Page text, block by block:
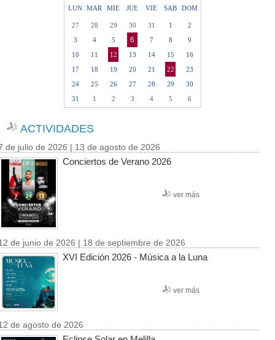
LUN MAR MIE JUE VIE SAB DOM
27 28 29 30 31 1
2
3
4 5 6 7 8
9
10
11 12 13 14 15
16
17
18 19 20 21 22
23
24
25 26 27 28 29
30
31
1 2 3 4 5 6
ACTIVIDADES
de julio de 2026 | 13 de agosto de 2026
Conciertos de Verano 2026
ver más
de junio de 2026 | 18 de septiembre de 2026
XVI Edición 2026 - Música a la Luna
ver más
de agosto de 2026